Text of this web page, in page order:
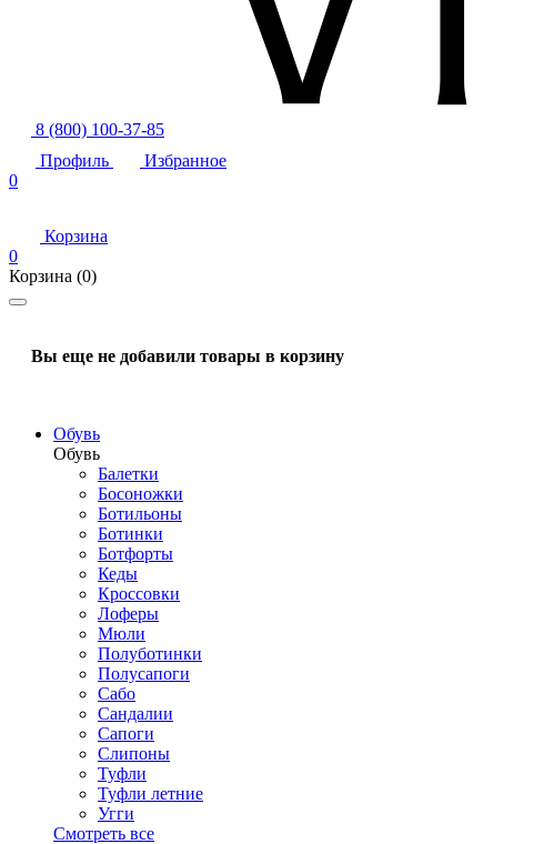
8 (800) 100-37-85
Профиль
Избранное
0
Корзина
0
Корзина (0)
Вы еще не добавили товары в корзину
Обувь
Обувь
Балетки
Босоножки
Ботильоны
Ботинки
Ботфорты
Кеды
Кроссовки
Лоферы
Мюли
Полуботинки
Полусапоги
Сабо
Сандалии
Сапоги
Слипоны
Туфли
Туфли летние
Угги
Смотреть все